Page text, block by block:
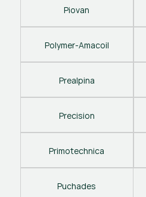
Piovan
Polymer-Amacoil
Prealpina
Precision
Primotechnica
Puchades